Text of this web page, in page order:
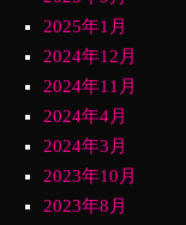
2025年1月
2024年12月
2024年11月
2024年4月
2024年3月
2023年10月
2023年8月